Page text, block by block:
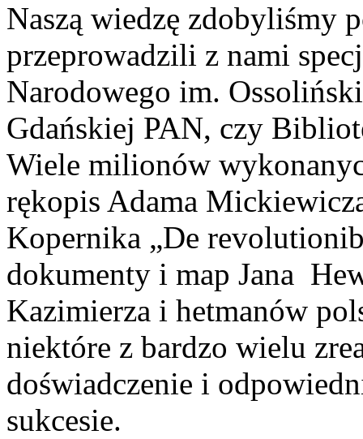
Naszą wiedzę zdobyliśmy
przeprowadzili z nami
Narodowego im.
Gdańskiej PAN, czy
Wiele milionów
rękopis Adama
Kopernika „De
dokumenty i map Jana
Kazimierza i hetmanów
niektóre z bardzo wielu
doświadczenie i
sukcesie.